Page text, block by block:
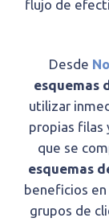
flujo de
Desde
esquemas
utilizar
propias filas
que se
esquemas
beneficios
grupos de